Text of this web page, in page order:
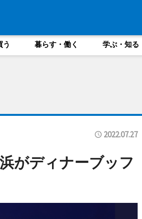
う 暮らす・働く 学ぶ・知る
2022.07.27
がディナーブッフ